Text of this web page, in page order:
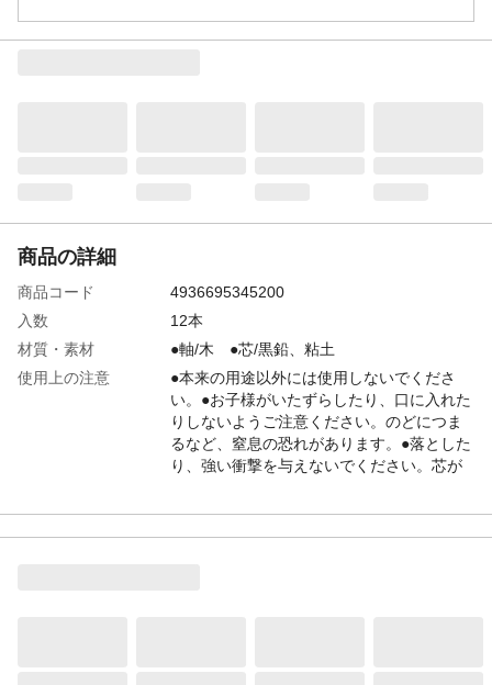
商品の詳細
商品コード
4936695345200
入数
12本
材質・素材
●軸/木 ●芯/黒鉛、粘土
使用上の注意
●本来の用途以外には使用しないでくださ
い。●お子様がいたずらしたり、口に入れた
りしないようご注意ください。のどにつま
るなど、窒息の恐れがあります。●落とした
り、強い衝撃を与えないでください。芯が
硬度
HB